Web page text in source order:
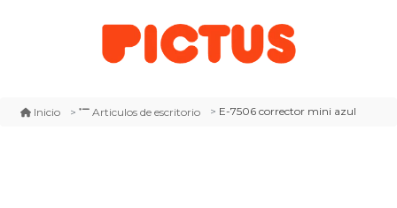
Inicio Articulos de escritorio E-7506 corrector mini azul